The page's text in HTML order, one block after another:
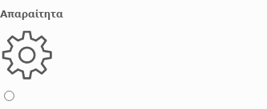
Απαραίτητα